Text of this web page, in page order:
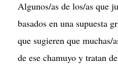
Algunos/as de los/as que
basados en una supuesta
que sugieren que muchas/
de ese chamuyo y tratan